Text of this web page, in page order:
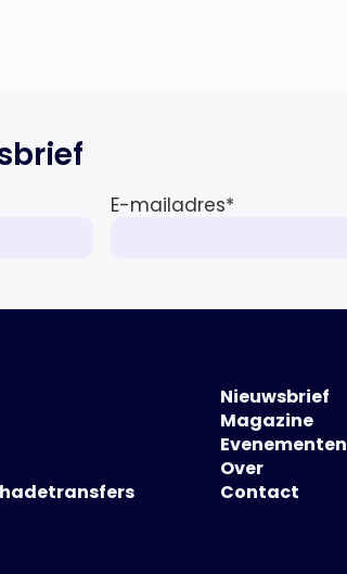
E-mailadres*
Nieuwsbrief
Magazine
Evenementen
Over
Contact